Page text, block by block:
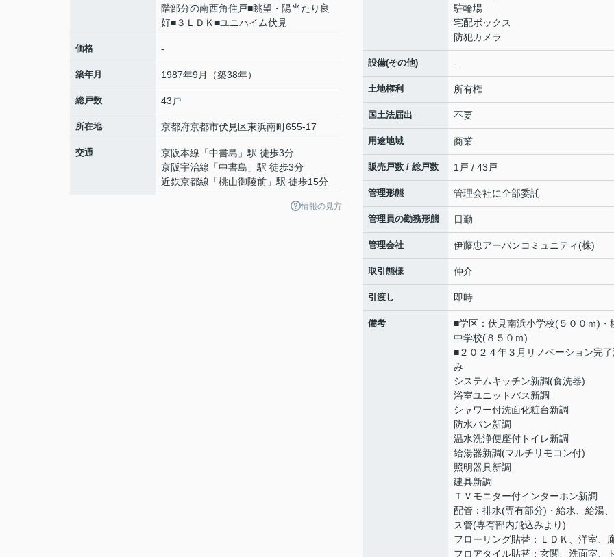
階部分の南西角住戸■眺望・陽当たり良
好■３ＬＤＫ■ユニハイム伏見
価格 -
築年月 1987年9月（築38年）
総戸数 43戸
所在地 京都府京都市伏見区東浜南町655-17
交通 京阪本線 「中書島 」駅 徒歩3分
京阪宇治線 「中書島 」駅 徒歩3分
近鉄京都線 「桃山御陵前 」駅 徒歩15分
情報の見方
駐輪場
宅配ボックス
防犯カメラ
設備(その他) -
土地権利 所有権
国土法届出 不要
用途地域 商業
販売戸数 / 総戸数 1戸 / 43戸
管理形態 管理会社に全部委託
管理員の勤務形態 日勤
管理会社 伊藤忠アーバンコミュニティ(株)
取引態様 仲介
引渡し 即時
備考
■学区：伏見南浜小学校(５００ｍ)・
中学校(８５０ｍ)
■２０２４年３月リノベーション完
み
システムキッチン新調(食洗器)
浴室ユニットバス新調
シャワー付洗面化粧台新調
防水パン新調
温水洗浄便座付トイレ新調
給湯器新調(マルチリモコン付)
照明器具新調
建具新調
ＴＶモニター付インターホン新調
配管：排水(専有部分)・給水、給湯
ス管(専有部内飛込みより)
フローリング貼替：ＬＤＫ、洋室、
フロアタイル貼替：玄関、洗面室、